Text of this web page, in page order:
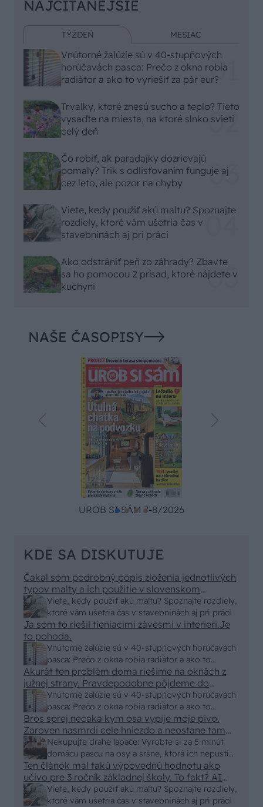
NAJČÍTANEJŠIE
TÝŽDEŇ MESIAC
Vnútorné žalúzie sú v 40-stupňových
horúčavách pasca: Prečo z okna robia
radiátor a ako to vyriešiť za pár eur?
Trvalky, ktoré znesú sucho a teplo? Tieto
vysaďte na miesta, na ktoré slnko svieti
celý deň
Čo robiť, ak paradajky dozrievajú
pomaly? Trik s odlisťovaním funguje aj
cez leto, ale pozor na chyby
Viete, kedy použiť akú maltu? Spoznajte
rozdiely, ktoré vám ušetria čas v
stavebninách aj pri práci
Ako odstrániť peň zo záhrady? Zbavte
sa ho pomocou 2 prísad, ktoré nájdete v
kuchyni
NAŠE ČASOPISY
UROB SI SÁM 7-8/2026
KDE SA DISKUTUJE
Viete, kedy použiť akú maltu? Spoznajte rozdiely,
ktoré vám ušetria čas v stavebninách aj pri práci
Čakal som podrobný popis zloženia jednotlivých
typov malty a ich použitie v slovenskom
prostredí, no dostal som len pár primitívnych rád
o výbere vriec v stavebninách. Kde sa podel
názov a zmysel časopisu "Urob si sám" ? To
skutočne už nemáme na Slovensku "fachmanov"!
Vypadá to tak že za pár rokov nám budú stavať
chaty a chalupy číňania a použijú BAMBUS !!!
Vnútorné žalúzie sú v 40-stupňových horúčavách
pasca: Prečo z okna robia radiátor a ako to
vyriešiť za pár eur?
Ja som to riešil tieniacimi závesmi v interieri.Je
to pohoda.
Vnútorné žalúzie sú v 40-stupňových horúčavách
pasca: Prečo z okna robia radiátor a ako to
vyriešiť za pár eur?
Akurát ten problém doma riešime na oknách z
južnej strany. Pravdepodobne pôjdeme do
vonkajšieho tienenia na spôsob markízy
250x150cm. Čínsky predajcovia idú okolo 100
eur kus.
Nekupujte drahé lapače: Vyrobte si za 5 minút
domácu pascu na osy a sršne, ktorá ich nepustí
von
Bros sprej necaka kym osa vypije moje pivo.
Zaroven nasmrdi cele hniezdo a neostane tam
nic zive. Vasa pasca naucinke moc efektivne.
Skor pritiahne slimaky
Viete, kedy použiť akú maltu? Spoznajte rozdiely,
ktoré vám ušetria čas v stavebninách aj pri práci
Ten článok mal takú výpovednú hodnotu ako
učivo pre 3 ročník základnej školy. To fakt? AI
alebo nejaka kniha z VŠ? Dnešné rychlotvrdnuce
malty - pevnosť 40 Mpa a doba schnutia tak 15